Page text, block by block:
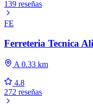
139 reseñas
FE
Ferreteria Tecnica
A 0.33 km
4.8
272 reseñas